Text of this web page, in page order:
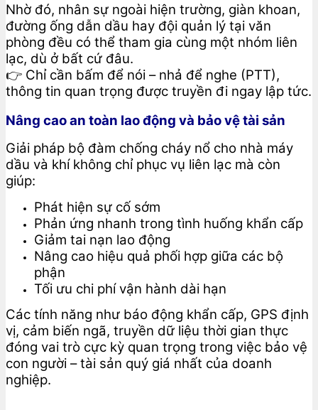
Nhờ đó, nhân sự ngoài hiện trường, giàn khoan,
đường ống dẫn dầu hay đội quản lý tại văn
phòng đều có thể tham gia cùng một nhóm liên
lạc, dù ở bất cứ đâu.
👉 Chỉ cần bấm để nói – nhả để nghe (PTT),
thông tin quan trọng được truyền đi ngay lập tức.
Nâng cao an toàn lao động và bảo vệ tài sản
Giải pháp bộ đàm chống cháy nổ cho nhà máy
dầu và khí không chỉ phục vụ liên lạc mà còn
giúp:
Phát hiện sự cố sớm
Phản ứng nhanh trong tình huống khẩn cấp
Giảm tai nạn lao động
Nâng cao hiệu quả phối hợp giữa các bộ
phận
Tối ưu chi phí vận hành dài hạn
Các tính năng như báo động khẩn cấp, GPS định
vị, cảm biến ngã, truyền dữ liệu thời gian thực
đóng vai trò cực kỳ quan trọng trong việc bảo vệ
con người – tài sản quý giá nhất của doanh
nghiệp.